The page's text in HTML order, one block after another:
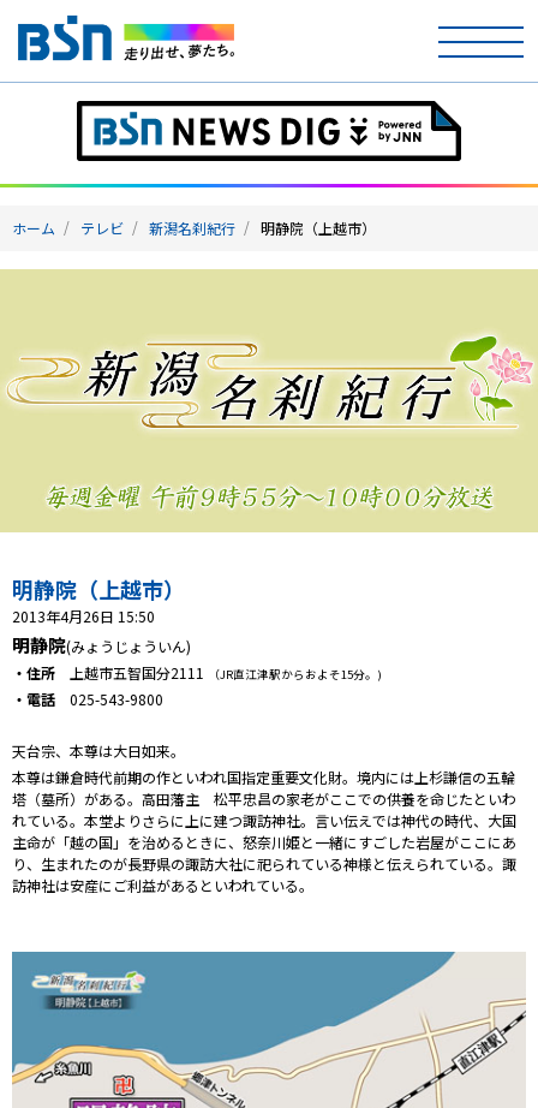
ホーム
テレビ
ラジオ
イベント
ニュース
天気
プレゼント
コンテンツ・アプリ
キッズ
Well-being
ショッピング
会社概要・ビジョン
お問い合わせ
ホーム テレビ 新潟名刹紀行 明静院（上越市）
明静院（上越市）
2013年4月26日 15:50
明静院(みょうじょういん)
・住所 上越市五智国分2111 （JR直江津駅からおよそ15分。)
・電話 025-543-9800
天台宗、本尊は大日如来。
本尊は鎌倉時代前期の作といわれ国指定重要文化財。境内には上杉謙信の五輪
塔（墓所）がある。高田藩主 松平忠昌の家老がここでの供養を命じたといわ
れている。本堂よりさらに上に建つ諏訪神社。言い伝えでは神代の時代、大国
主命が「越の国」を治めるときに、怒奈川姫と一緒にすごした岩屋がここにあ
り、生まれたのが長野県の諏訪大社に祀られている神様と伝えられている。諏
訪神社は安産にご利益があるといわれている。